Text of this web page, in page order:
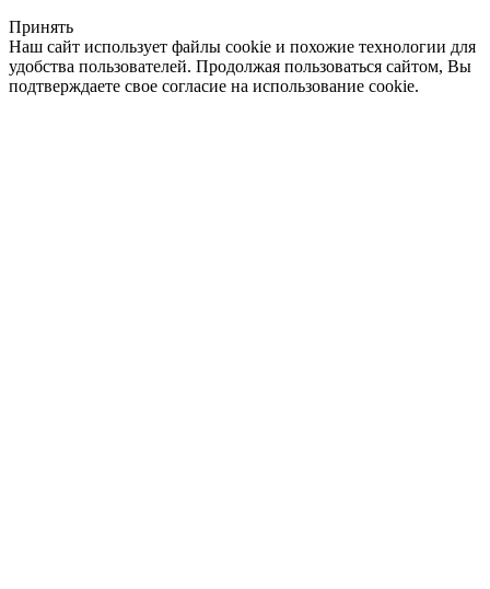
Принять
Наш сайт использует файлы cookie и похожие технологии для
удобства пользователей. Продолжая пользоваться сайтом, Вы
подтверждаете свое согласие на использование cookie.